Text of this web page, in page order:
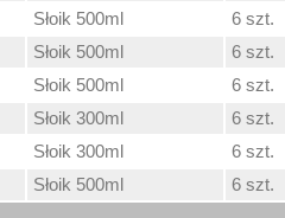
Słoik 500ml
6 szt.
Słoik 500ml
6 szt.
Słoik 500ml
6 szt.
Słoik 300ml
6 szt.
Słoik 300ml
6 szt.
Słoik 500ml
6 szt.